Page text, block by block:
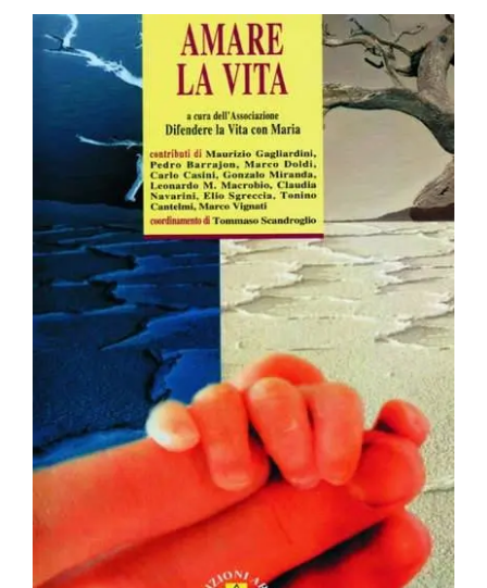
BIOGRAFIE
ATTUALITÀ